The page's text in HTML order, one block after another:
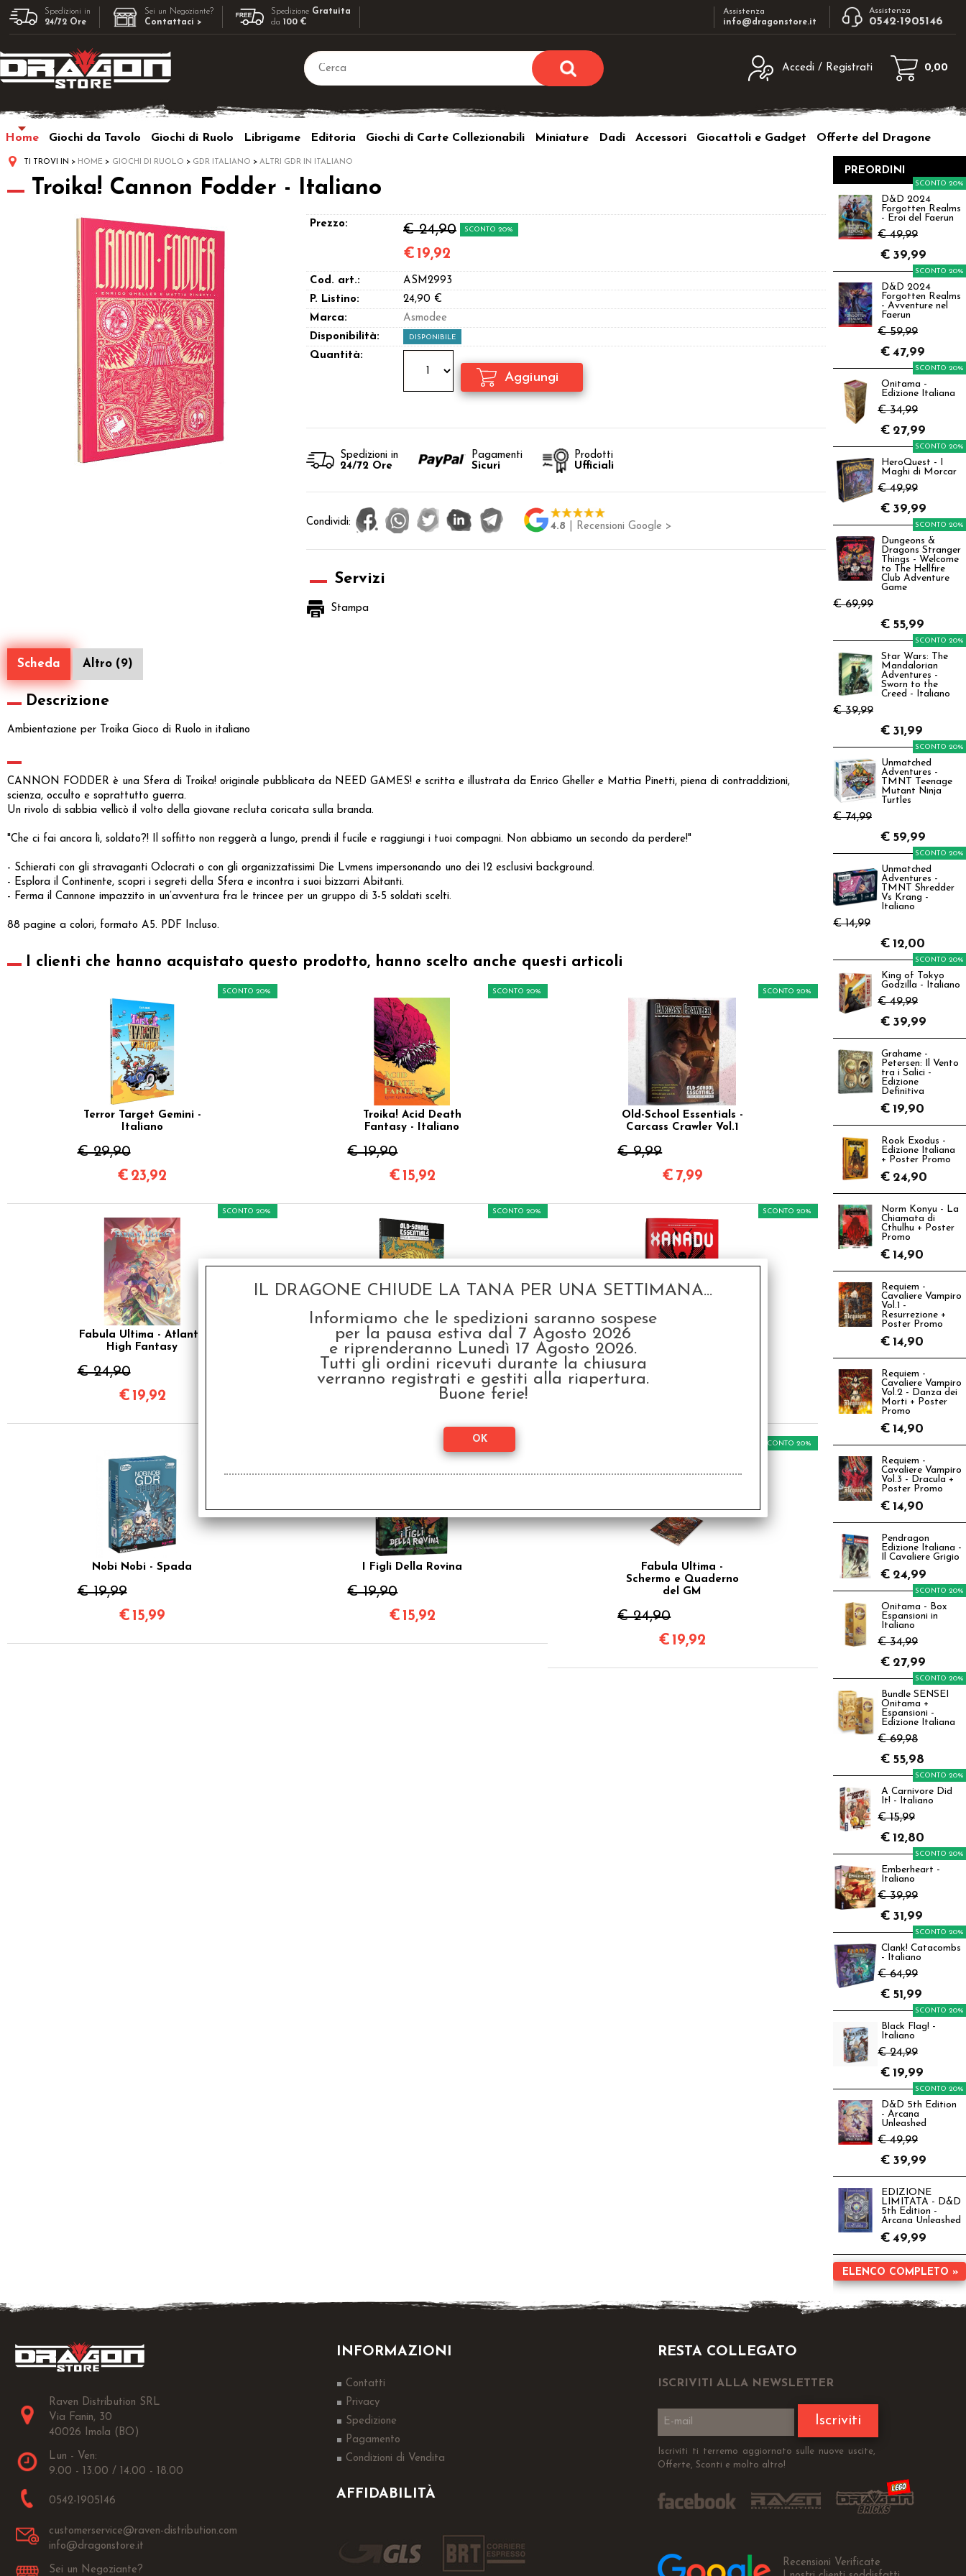
Spedizioni in
24/72 Ore
Sei un Negoziante?
Contattaci >
Spedizione Gratuita
da100 €
Assistenza
info@dragonstore.it
Assistenza
0542-1905146
Accedi / Registrati
utente e la password e poi clicca sul
Password:
sito clicca sul pulsante "Registrati"
0,00
Home Giochi da Tavolo Giochi di Ruolo Librigame Editoria Giochi di Carte Collezionabili Miniature Dadi Accessori Giocattoli e Gadget Offerte del Dragone
TI TROVI IN HOME GIOCHI DI RUOLO GDR ITALIANO ALTRI GDR IN ITALIANO
Troika! Cannon Fodder - Italiano
Prezzo: € 24,90 SCONTO 20%
€ 19,92
Cod. art.:
ASM2993
P. Listino:
24,90 €
Marca:
Asmodee
Disponibilità:
DISPONIBILE
Quantità:
Spedizioni in
24/72 Ore
Pagamenti
Sicuri
Prodotti
Ufficiali
Condividi: 4.8 | Recensioni Google >
Servizi
Stampa
Scheda Altro (9)
Descrizione
Ambientazione per Troika Gioco di Ruolo in italiano
CANNON FODDER è una Sfera di Troika! originale pubblicata da NEED GAMES! e scritta e illustrata da Enrico Gheller e Mattia Pinetti, piena di contraddizioni,
scienza, occulto e soprattutto guerra.
Un rivolo di sabbia vellicò il volto della giovane recluta coricata sulla branda.
"Che ci fai ancora lì, soldato?! Il soffitto non reggerà a lungo, prendi il fucile e raggiungi i tuoi compagni. Non abbiamo un secondo da perdere!"
- Schierati con gli stravaganti Oclocrati o con gli organizzatissimi Die Lvmens impersonando uno dei 12 esclusivi background.
- Esplora il Continente, scopri i segreti della Sfera e incontra i suoi bizzarri Abitanti.
- Ferma il Cannone impazzito in un’avventura fra le trincee per un gruppo di 3-5 soldati scelti.
88 pagine a colori, formato A5. PDF Incluso.
I clienti che hanno acquistato questo prodotto, hanno scelto anche questi articoli
Terror Target Gemini -
Italiano
€ 29,90
SCONTO 20%
€ 23,92
Troika! Acid Death
Fantasy - Italiano
€ 19,90
SCONTO 20%
€ 15,92
Old-School Essentials -
Carcass Crawler Vol.1
€ 9,99
SCONTO 20%
€ 7,99
Fabula Ultima - Atlante
High Fantasy
€ 24,90
SCONTO 20%
€ 19,92
Old-School Essentials -
Terremoto alla
Montagna Sacra
€ 14,90
SCONTO 20%
Old-School Essentials -
€ 9,99
SCONTO 20%
Nobi Nobi - Spada
€ 19,99
€ 15,99
I Figli Della Rovina
€ 19,90
€ 15,92
Fabula Ultima -
Schermo e Quaderno
del GM
€ 24,90
SCONTO 20%
€ 19,92
PREORDINI
D&D 2024
Forgotten Realms
- Eroi del Faerun
€ 49,99
SCONTO 20%
€ 39,99
D&D 2024
Forgotten Realms
- Avventure nel
Faerun
€ 59,99
SCONTO 20%
€ 47,99
Onitama -
Edizione Italiana
€ 34,99
SCONTO 20%
€ 27,99
HeroQuest - I
Maghi di Morcar
€ 49,99
SCONTO 20%
€ 39,99
Dungeons &
Dragons Stranger
Things - Welcome
to The Hellfire
Club Adventure
Game
€ 69,99
SCONTO 20%
€ 55,99
Star Wars: The
Mandalorian
Adventures -
Sworn to the
Creed - Italiano
€ 39,99
SCONTO 20%
€ 31,99
Unmatched
Adventures -
TMNT Teenage
Mutant Ninja
Turtles
€ 74,99
SCONTO 20%
€ 59,99
Unmatched
Adventures -
TMNT Shredder
Vs Krang -
Italiano
€ 14,99
SCONTO 20%
€ 12,00
King of Tokyo
Godzilla - Italiano
€ 49,99
SCONTO 20%
€ 39,99
Grahame -
Petersen: Il Vento
tra i Salici -
Edizione
Definitiva
€ 19,90
Rook Exodus -
Edizione Italiana
+ Poster Promo
€ 24,90
Norm Konyu - La
Chiamata di
Cthulhu + Poster
Promo
€ 14,90
Requiem -
Cavaliere Vampiro
Vol.1 -
Resurrezione +
Poster Promo
€ 14,90
Requiem -
Cavaliere Vampiro
Vol.2 - Danza dei
Morti + Poster
Promo
€ 14,90
Requiem -
Cavaliere Vampiro
Vol.3 - Dracula +
Poster Promo
€ 14,90
Pendragon
Edizione Italiana -
Il Cavaliere Grigio
€ 24,99
Onitama - Box
Espansioni in
Italiano
€ 34,99
SCONTO 20%
€ 27,99
Bundle SENSEI
Onitama +
Espansioni -
Edizione Italiana
€ 69,98
SCONTO 20%
€ 55,98
A Carnivore Did
It! - Italiano
€ 15,99
SCONTO 20%
€ 12,80
Emberheart -
Italiano
€ 39,99
SCONTO 20%
€ 31,99
Clank! Catacombs
- Italiano
€ 64,99
SCONTO 20%
€ 51,99
Black Flag! -
Italiano
€ 24,99
SCONTO 20%
€ 19,99
D&D 5th Edition
- Arcana
Unleashed
€ 49,99
SCONTO 20%
€ 39,99
EDIZIONE
LIMITATA - D&D
5th Edition -
Arcana Unleashed
€ 49,99
ELENCO COMPLETO »
Raven Distribution SRL
Via Fanin, 30
40026 Imola (BO)
Lun - Ven:
9.00 - 13.00 / 14.00 - 18.00
0542-1905146
customerservice@raven-distribution.com
info@dragonstore.it
Sei un Negoziante?
INFORMAZIONI
Contatti
Privacy
Spedizione
Pagamento
Condizioni di Vendita
AFFIDABILITÀ
RESTA COLLEGATO
ISCRIVITI ALLA NEWSLETTER
Iscriviti
Iscriviti ti terremo aggiornato sulle nuove uscite,
Offerte, Sconti e molto altro!
Recensioni Verificate
IL DRAGONE CHIUDE LA TANA PER UNA SETTIMANA...
Informiamo che le spedizioni saranno sospese
per la pausa estiva dal 7 Agosto 2026
e riprenderanno Lunedì 17 Agosto 2026.
Tutti gli ordini ricevuti durante la chiusura
verranno registrati e gestiti alla riapertura.
Buone ferie!